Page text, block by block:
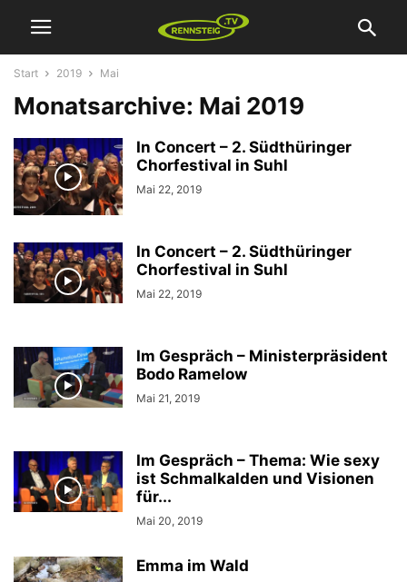
Start 2019 Mai
Monatsarchive: Mai 2019
In Concert – 2. Südthüringer
Chorfestival in Suhl
Mai 22, 2019
In Concert – 2. Südthüringer
Chorfestival in Suhl
Mai 22, 2019
Im Gespräch – Ministerpräsident
Bodo Ramelow
Mai 21, 2019
Im Gespräch – Thema: Wie sexy
ist Schmalkalden und Visionen
für...
Mai 20, 2019
Emma im Wald